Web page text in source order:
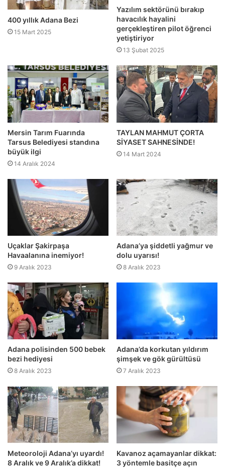
400 yıllık Adana Bezi
15 Mart 2025
Yazılım sektörünü bırakıp
havacılık hayalini
gerçekleştiren pilot öğrenci
yetiştiriyor
13 Şubat 2025
Mersin Tarım Fuarında
Tarsus Belediyesi standına
büyük ilgi
14 Aralık 2024
TAYLAN MAHMUT ÇORTA
SİYASET SAHNESİNDE!
14 Mart 2024
Uçaklar Şakirpaşa
Havaalanına inemiyor!
9 Aralık 2023
Adana’ya şiddetli yağmur ve
dolu uyarısı!
8 Aralık 2023
Adana polisinden 500 bebek
bezi hediyesi
8 Aralık 2023
Adana’da korkutan yıldırım
şimşek ve gök gürültüsü
7 Aralık 2023
Meteoroloji Adana’yı uyardı!
8 Aralık ve 9 Aralık’a dikkat!
Kavanoz açamayanlar dikkat:
3 yöntemle basitçe açın